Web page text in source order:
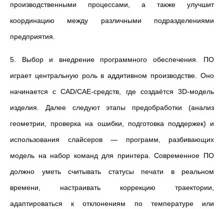
производственными процессами, а также улучшит
координацию между различными подразделениями
предприятия.
5. Выбор и внедрение программного обеспечения. ПО
играет центральную роль в аддитивном производстве. Оно
начинается с CAD/CAE-средств, где создаётся 3D-модель
изделия. Далее следуют этапы предобработки (анализ
геометрии, проверка на ошибки, подготовка поддержек) и
использования слайсеров — программ, разбивающих
модель на набор команд для принтера. Современное ПО
должно уметь считывать статусы печати в реальном
времени, настраивать коррекцию траектории,
адаптироваться к отклонениям по температуре или